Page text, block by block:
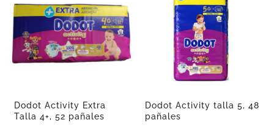
Dodot Activity Extra
Talla 4+, 52 pañales
Dodot Activity talla 5, 48
pañales